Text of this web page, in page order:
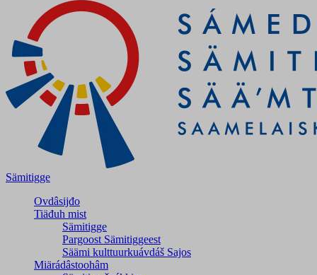
Sämitigge
Ovdâsijđo
Tiäđuh mist
Sämitigge
Pargoost Sämitiggeest
Säämi kulttuurkuávdáš Sajos
Miärádâstoohâm